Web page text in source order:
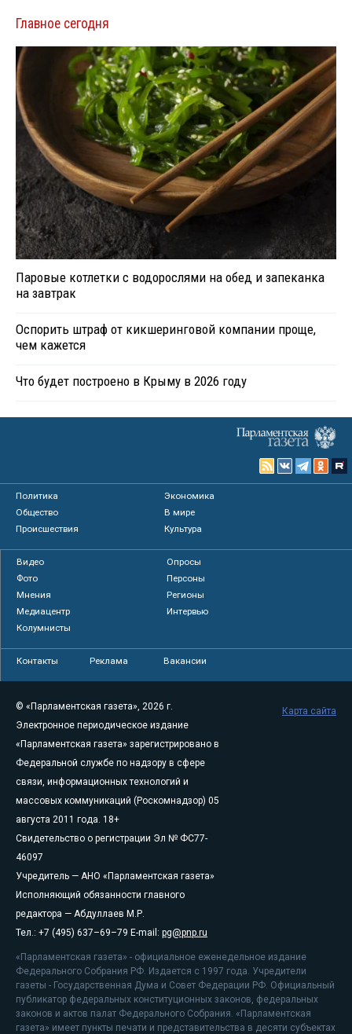
Главное сегодня
Паровые котлетки с водорослями на обед и запеканка
на завтрак
Оспорить штраф от кикшеринговой компании проще,
чем кажется
Что будет построено в Крыму в 2026 году
Политика
Экономика
Общество
В мире
Происшествия
Культура
Видео
Опросы
Фото
Персоны
Мнения
Регионы
Медиацентр
Интервью
Колумнисты
Контакты Реклама Вакансии
© «Парламентская газета», 2026 г.
Электронное периодическое издание
«Парламентская газета» зарегистрировано в
Федеральной службе по надзору в сфере
связи, информационных технологий и
массовых коммуникаций (Роскомнадзор) 05
августа 2011 года. 18+
Свидетельство о регистрации Эл № ФС77-
46097
Учредитель — АНО «Парламентская газета»
Исполняющий обязанности главного
редактора — Абдуллаев М.Р.
Тел.: +7 (495) 637–69–79 E-mail: pg@pnp.ru
«Парламентская газета» - официальное еженедельное издание
Федерального Собрания РФ. Издается с 1997 года. Учредители
газеты - Государственная Дума и Совет Федерации РФ. Официальный
публикатор федеральных конституционных законов, федеральных
законов и актов палат Федерального Собрания. «Парламентская
газета» имеет пункты печати и представительства в десяти субъектах
Карта сайта